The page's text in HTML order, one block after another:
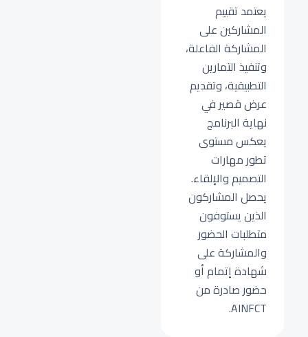
يعتمد تقييم
المشاركين على
المشاركة الفاعلة،
وتنفيذ التمارين
التطبيقية، وتقديم
عرض قصير في
نهاية البرنامج
يعكس مستوى
تطور مهارات
التصميم والإلقاء.
يحصل المشاركون
الذين يستوفون
متطلبات الحضور
والمشاركة على
شهادة إتمام أو
حضور صادرة من
AINFCT.